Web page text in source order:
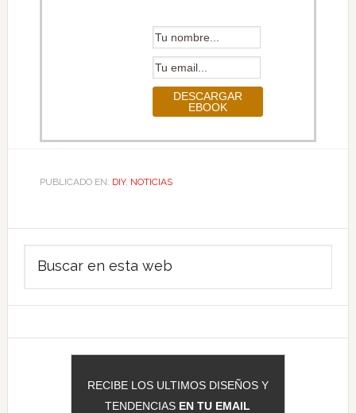
PUBLICADO EN: DIY, NOTICIAS
Barra
lateral
principal
RECIBE LOS ULTIMOS DISEÑOS Y
TENDENCIAS EN TU EMAIL